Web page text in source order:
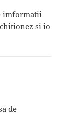
imformatii
si io
de